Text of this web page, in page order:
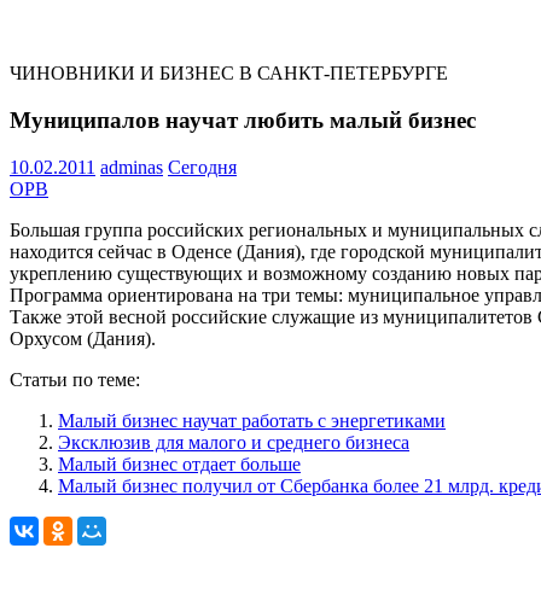
ЧИНОВНИКИ И БИЗНЕС В САНКТ-ПЕТЕРБУРГЕ
Муниципалов научат любить малый бизнес
10.02.2011 adminas Сегодня
ОРВ
Большая группа российских региональных и муниципальных
находится сейчас в Оденсе (Дания), где городской
укреплению существующих и возможному созданию новых
Программа ориентирована на три темы: муниципальное
Также этой весной российские служащие из
Орхусом (Дания).
Статьи по теме:
Малый бизнес научат работать с энергетиками
Эксклюзив для малого и среднего бизнеса
Малый бизнес отдает больше
Малый бизнес получил от Сбербанка более 21 млрд.